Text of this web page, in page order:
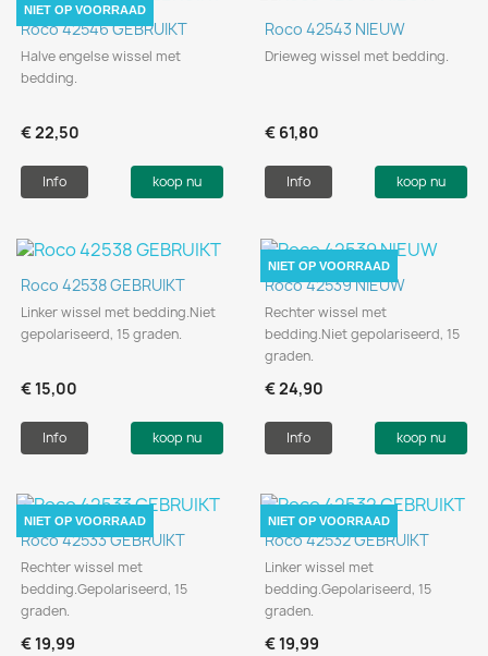
Roco 42546 GEBRUIKT
Halve engelse wissel met
bedding.
€ 22,50
Info koop nu
NIET OP VOORRAAD
Roco 42543 NIEUW
Drieweg wissel met bedding.
€ 61,80
Info koop nu
Roco 42538 GEBRUIKT
Linker wissel met bedding.Niet
gepolariseerd, 15 graden.
€ 15,00
Info koop nu
Roco 42539 NIEUW
Rechter wissel met
bedding.Niet gepolariseerd, 15
graden.
€ 24,90
Info koop nu
NIET OP VOORRAAD
Roco 42533 GEBRUIKT
Rechter wissel met
bedding.Gepolariseerd, 15
graden.
€ 19,99
NIET OP VOORRAAD
Roco 42532 GEBRUIKT
Linker wissel met
bedding.Gepolariseerd, 15
graden.
€ 19,99
NIET OP VOORRAAD